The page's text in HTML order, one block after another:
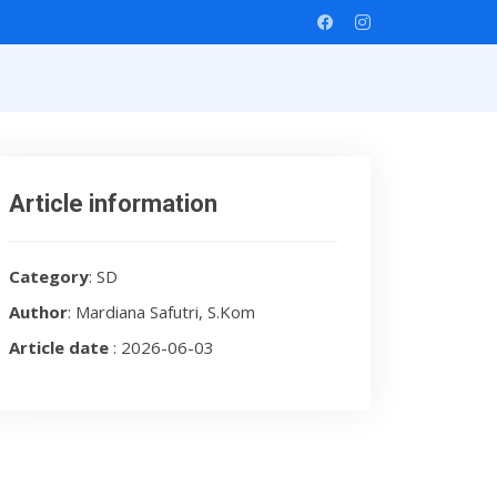
Article information
Category: SD
Author: Mardiana Safutri, S.Kom
Article date : 2026-06-03